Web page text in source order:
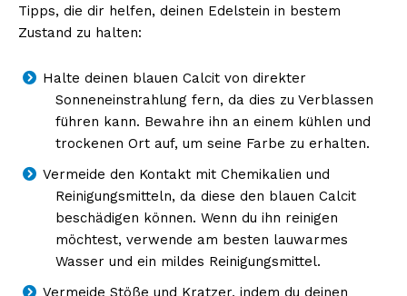
Tipps, die dir helfen, deinen Edelstein in bestem
Zustand zu halten:
Halte deinen blauen Calcit von direkter
Sonneneinstrahlung fern, da dies zu Verblassen
führen kann. Bewahre ihn an einem kühlen und
trockenen Ort auf, um seine Farbe zu erhalten.
Vermeide den Kontakt mit Chemikalien und
Reinigungsmitteln, da diese den blauen Calcit
beschädigen können. Wenn du ihn reinigen
möchtest, verwende am besten lauwarmes
Wasser und ein mildes Reinigungsmittel.
Vermeide Stöße und Kratzer, indem du deinen